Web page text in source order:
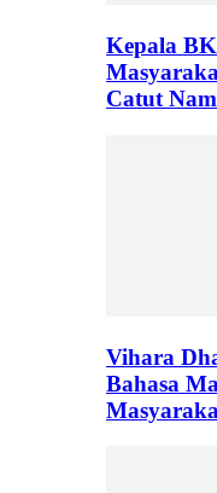
Kepala
Catut
Vihara
Bahasa